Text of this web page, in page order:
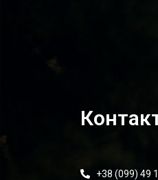
+38 (099) 49